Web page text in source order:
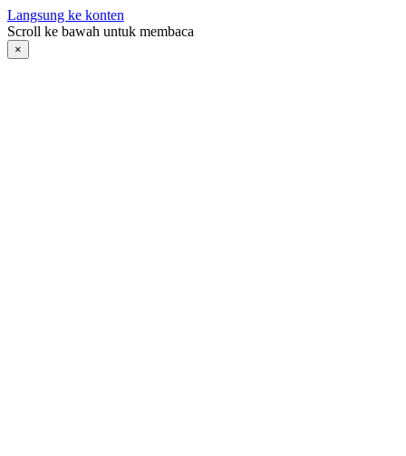
Langsung ke konten
Scroll ke bawah untuk membaca
×